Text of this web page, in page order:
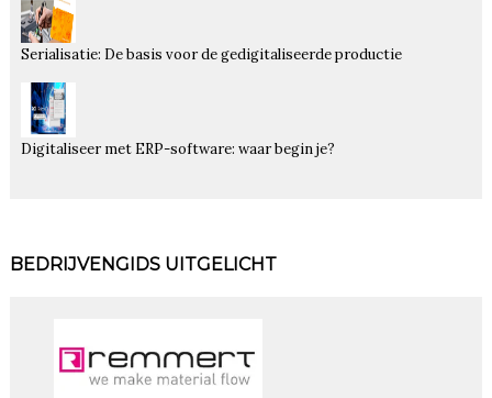
Serialisatie: De basis voor de gedigitaliseerde productie
Digitaliseer met ERP-software: waar begin je?
BEDRIJVENGIDS UITGELICHT